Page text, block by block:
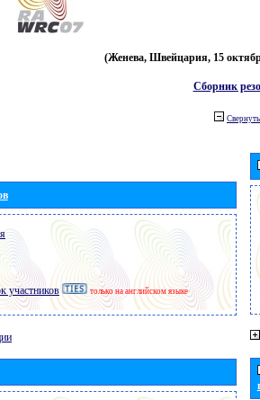
(Женева, Швейцария, 15
Сборник
Свернуть
участников только на английском языке